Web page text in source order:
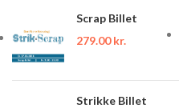
Scrap Billet
279.00kr.
Strikke Billet